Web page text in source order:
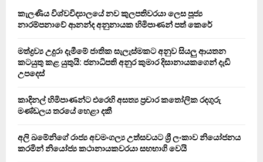
r
H
කැලණිය විශ්වවිද්‍යාලයේ නව කුලපතිවරයා ලෙස පූජ්‍ය
නාරම්පනාවේ ආනන්ද අනුනායක හිමිපාණන් පත් කෙරේ
මත්ද්‍රව්‍ය උදුරා දැමීමේ ජාතික සැලැස්මකට අනුව සියලු ආයතන
කටයුතු කළ යුතුයි: ජනාධිපති අනුර කුමාර දිසානායකගෙන් දැඩි
උපදෙස්
කාදිනල් හිමිපාණන්ට එරෙහි අසත්‍ය ප්‍රචාර කතෝලික රදගුරු
මණ්ඩලය තරයේ හෙළා දකී
අලි ඛමේනිගේ රාජ්‍ය අවමංගල්‍ය උත්සවයට ශ්‍රී ලංකාව නියෝජනය
කරමින් නියෝජ්‍ය කථානායකවරයා සහභාගි වෙයි